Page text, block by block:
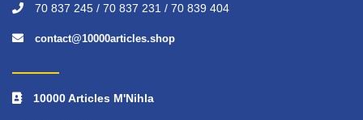
70 837 245 / 70 837 231 / 70 839 404
contact@10000articles.shop
10000 Articles M'Nihla